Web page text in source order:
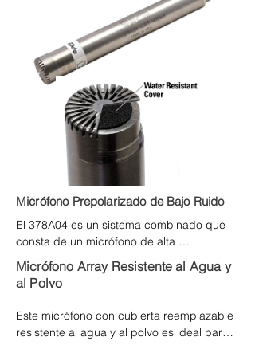
representación natural del sonido. A
diferencia de algunos, PCB utiliza un
diafragma metálico estable para obtener
resultados consistentes y una calibración
fácil. Este sistema atiende las necesidades
precisas de prueba y medición, incluso
para grabaciones estéreo donde los
micrófonos emparejados capturan detalles
sonoros sutiles.
estudios que van desde turbinas eólicas
hasta eventos naturales como tornados. El
modelo 378A07 se compone de un
micrófono prepolarizado de 1/2" (12 mm)
377A07, un preamplificador 426E01 y un
adaptador de filtro de baja frecuencia,
modelo 079A43. Las mediciones de baja
frecuencia se requieren comúnmente para
turbinas eólicas, explosiones sónicas,
motores diesel y sistemas de altavoces
especializados, por nombrar algunos.
Micrófono Prepolarizado de Bajo Ruido
El 378A04 es un sistema combinado que
consta de un micrófono de alta
sensibilidad y un preamplificador de bajo
ruido que contiene un filtro integrado. Este
filtro permite que la respuesta en campo
libre permanezca plana en un amplio
rango de frecuencias.
Micrófono Array Resistente al Agua y
al Polvo
Este micrófono con cubierta reemplazable
resistente al agua y al polvo es ideal para